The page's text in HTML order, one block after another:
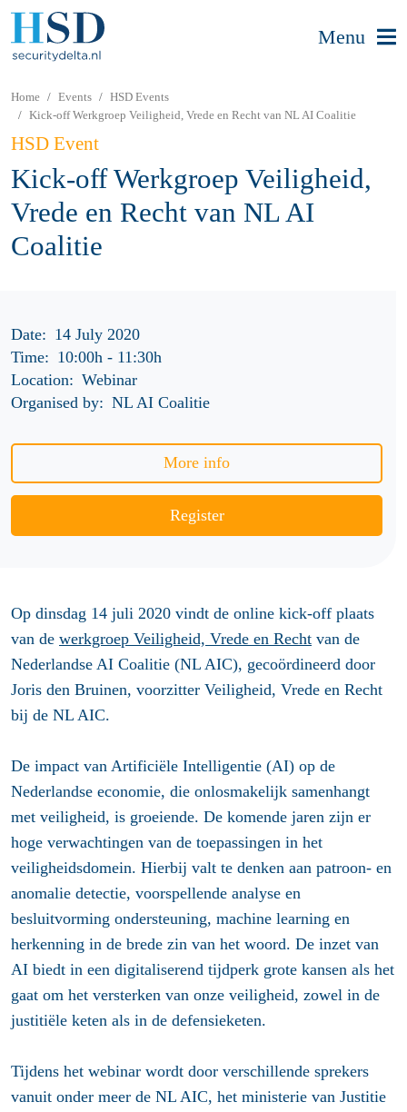
Menu
Home Events
HSD Events
Kick-off Werkgroep Veiligheid, Vrede en Recht van NL AI Coalitie
HSD Event
Kick-off Werkgroep Veiligheid,
Vrede en Recht van NL AI
Coalitie
Date: 14 July 2020
Time: 10:00h- 11:30h
Location: Webinar
Organised by: NL AI Coalitie
More info
Register
Op dinsdag 14 juli 2020 vindt de online kick-off plaats
van de werkgroep Veiligheid, Vrede en Recht van de
Nederlandse AI Coalitie (NL AIC), gecoördineerd door
Joris den Bruinen, voorzitter Veiligheid, Vrede en Recht
bij de NL AIC.
De impact van Artificiële Intelligentie (AI) op de
Nederlandse economie, die onlosmakelijk samenhangt
met veiligheid, is groeiende. De komende jaren zijn er
hoge verwachtingen van de toepassingen in het
veiligheidsdomein. Hierbij valt te denken aan patroon- en
anomalie detectie, voorspellende analyse en
besluitvorming ondersteuning, machine learning en
herkenning in de brede zin van het woord. De inzet van
AI biedt in een digitaliserend tijdperk grote kansen als het
gaat om het versterken van onze veiligheid, zowel in de
justitiële keten als in de defensieketen.
Tijdens het webinar wordt door verschillende sprekers
vanuit onder meer de NL AIC, het ministerie van Justitie